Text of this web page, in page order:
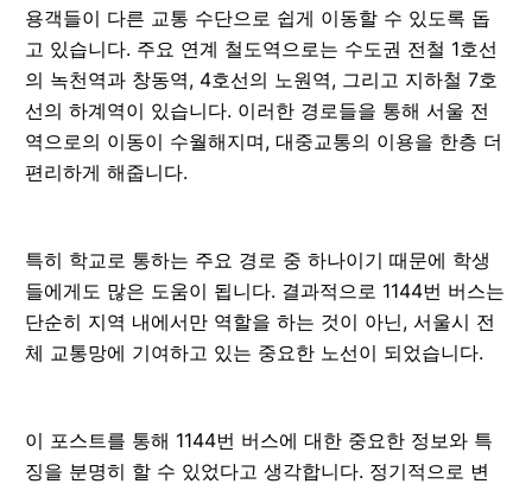
용객들이 다른 교통 수단으로 쉽게 이동할 수 있도록 돕
고 있습니다. 주요 연계 철도역으로는 수도권 전철 1호선
의 녹천역과 창동역, 4호선의 노원역, 그리고 지하철 7호
선의 하계역이 있습니다. 이러한 경로들을 통해 서울 전
역으로의 이동이 수월해지며, 대중교통의 이용을 한층 더
편리하게 해줍니다.
특히 학교로 통하는 주요 경로 중 하나이기 때문에 학생
들에게도 많은 도움이 됩니다. 결과적으로 1144번 버스는
단순히 지역 내에서만 역할을 하는 것이 아닌, 서울시 전
체 교통망에 기여하고 있는 중요한 노선이 되었습니다.
이 포스트를 통해 1144번 버스에 대한 중요한 정보와 특
징을 분명히 할 수 있었다고 생각합니다. 정기적으로 변